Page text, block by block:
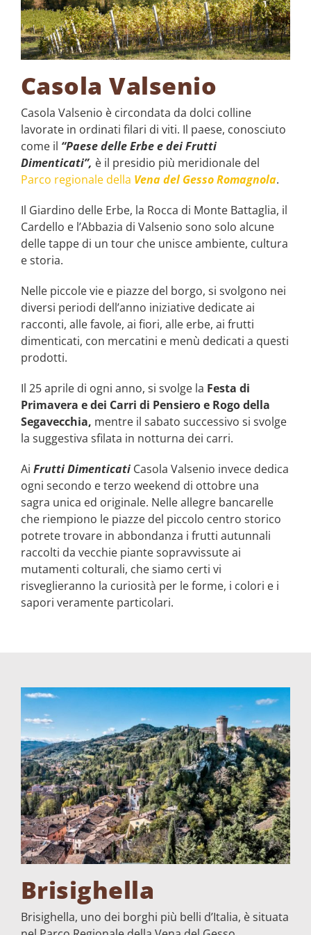
Casola Valsenio
Casola Valsenio è circondata da dolci colline
lavorate in ordinati filari di viti. Il paese, conosciuto
come il “Paese delle Erbe e dei Frutti
Dimenticati”, è il presidio più meridionale del
Parco regionale della Vena del Gesso Romagnola.
Il Giardino delle Erbe, la Rocca di Monte Battaglia, il
Cardello e l’Abbazia di Valsenio sono solo alcune
delle tappe di un tour che unisce ambiente, cultura
e storia.
Nelle piccole vie e piazze del borgo, si svolgono nei
diversi periodi dell’anno iniziative dedicate ai
racconti, alle favole, ai fiori, alle erbe, ai frutti
dimenticati, con mercatini e menù dedicati a questi
prodotti.
Il 25 aprile di ogni anno, si svolge la Festa di
Primavera e dei Carri di Pensiero e Rogo della
Segavecchia, mentre il sabato successivo si svolge
la suggestiva sfilata in notturna dei carri.
Ai Frutti DimenticatiCasola Valsenio invece dedica
ogni secondo e terzo weekend di ottobre una
sagra unica ed originale. Nelle allegre bancarelle
che riempiono le piazze del piccolo centro storico
potrete trovare in abbondanza i frutti autunnali
raccolti da vecchie piante sopravvissute ai
mutamenti colturali, che siamo certi vi
risveglieranno la curiosità per le forme, i colori e i
sapori veramente particolari.
Brisighella
Brisighella, uno dei borghi più belli d’Italia, è situata